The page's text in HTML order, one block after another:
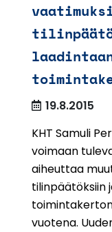
19.8.2015
KHT Samuli
voimaan
aiheuttaa
tilinpäätöksiin
vuotena.